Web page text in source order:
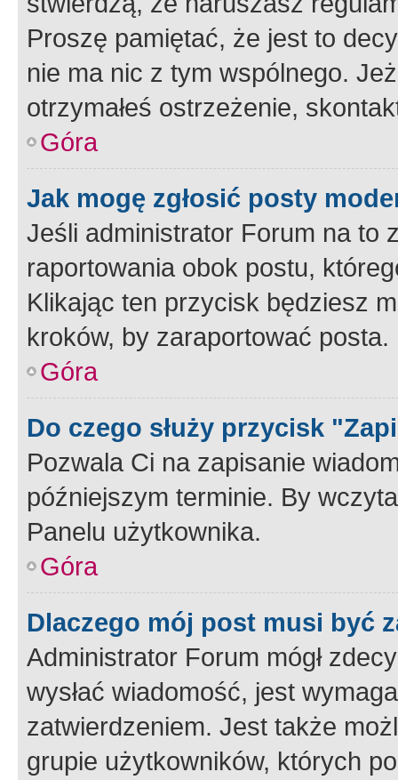
Proszę pamiętać, że jest to
nie ma nic z tym wspólnego.
otrzymałeś ostrzeżenie,
Góra
Jak mogę zgłosić posty
Jeśli administrator Forum na to
raportowania obok postu,
Klikając ten przycisk będziesz
kroków, by zaraportować posta.
Góra
Do czego służy przycisk
Pozwala Ci na zapisanie
późniejszym terminie. By
Panelu użytkownika.
Góra
Dlaczego mój post musi być
Administrator Forum mógł
wysłać wiadomość, jest
zatwierdzeniem. Jest także
grupie użytkowników, których